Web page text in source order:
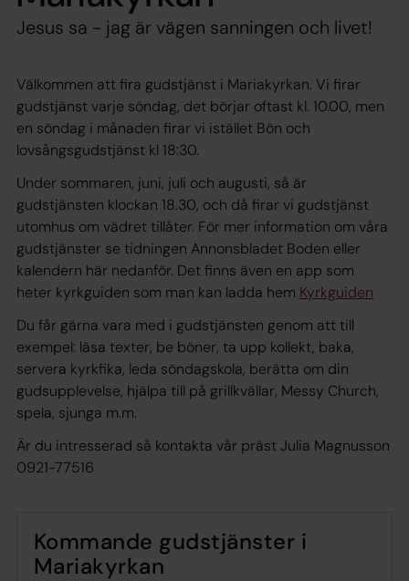
Jesus sa - jag är vägen sanningen och livet!
Välkommen att fira gudstjänst i Mariakyrkan. Vi firar
gudstjänst varje söndag, det börjar oftast kl. 10.00, men
en söndag i månaden firar vi istället Bön och
lovsångsgudstjänst kl 18:30.
Under sommaren, juni, juli och augusti, så är
gudstjänsten klockan 18.30, och då firar vi gudstjänst
utomhus om vädret tillåter. För mer information om våra
gudstjänster se tidningen Annonsbladet Boden eller
kalendern här nedanför. Det finns även en app som
heter kyrkguiden som man kan ladda hem Kyrkguiden
Du får gärna vara med i gudstjänsten genom att till
exempel: läsa texter, be böner, ta upp kollekt, baka,
servera kyrkfika, leda söndagskola, berätta om din
gudsupplevelse, hjälpa till på grillkvällar, Messy Church,
spela, sjunga m.m.
Är du intresserad så kontakta vår präst Julia Magnusson
0921-77516
Kommande gudstjänster i
Mariakyrkan